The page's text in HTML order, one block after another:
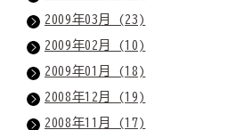
2009年03月 (23)
2009年02月 (10)
2009年01月 (18)
2008年12月 (19)
2008年11月 (17)